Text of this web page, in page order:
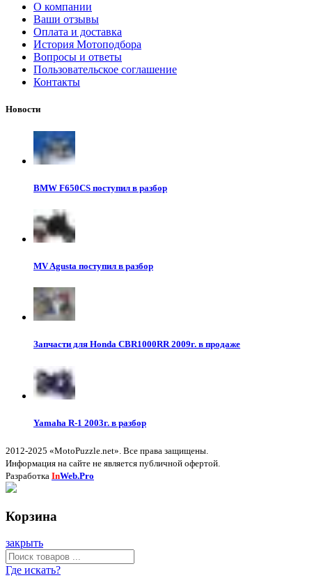
О компании
Ваши отзывы
Оплата и доставка
История Мотоподбора
Вопросы и ответы
Пользовательское соглашение
Контакты
Новости
BMW F650CS поступил в разбор
MV Agusta поступил в разбор
Запчасти для Honda CBR1000RR 2009г. в продаже
Yamaha R-1 2003г. в разбор
2012-2025 «MotoPuzzle.net». Все права защищены.
Информация на сайте не является публичной офертой.
Разработка InWeb.Pro
Корзина
закрыть
Где искать?